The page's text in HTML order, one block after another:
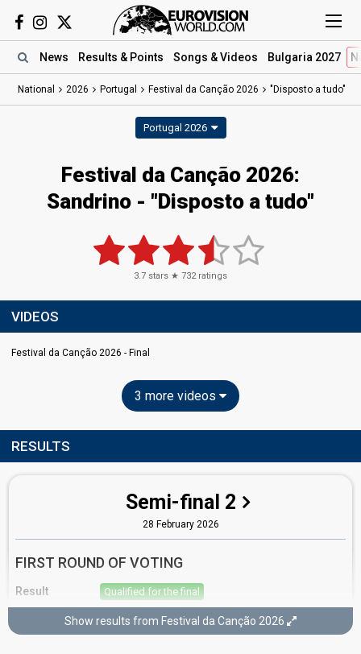
News Results & Points Songs & Videos Bulgaria 2027
National 2026 Portugal Festival da Canção 2026 "Disposto a tudo"
Portugal 2026
Festival da Canção 2026:
Sandrino - "Disposto a tudo"
3.7 stars ★ 732ratings
VIDEOS
Festival da Canção 2026 - Final
3 more videos
RESULTS
Semi-final 2
28 February 2026
FIRST ROUND OF VOTING
Result Qualified for the final
4th(out of 8)
Show results from Festival da Canção 2026